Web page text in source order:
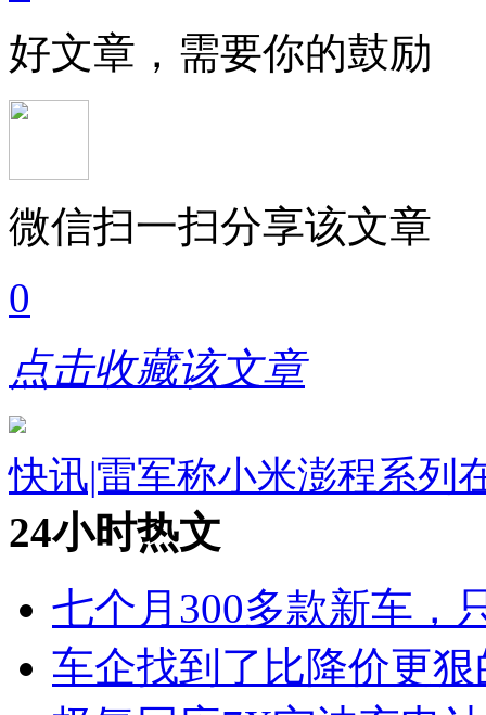
好文章，需要你的鼓励
微信扫一扫分享该文章
0
点击收藏该文章
快讯|雷军称小米澎程系列
24小时热文
七个月300多款新车，
车企找到了比降价更